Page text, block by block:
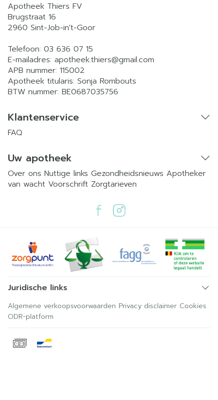
Apotheek Thiers FV
Brugstraat 16
2960 Sint-Job-in't-Goor
Telefoon: 03 636 07 15
E-mailadres: apotheek.thiers@gmail.com
APB nummer: 115002
Apotheek titularis: Sonja Rombouts
BTW nummer: BE0687035756
Klantenservice
FAQ
Uw apotheek
Over ons Nuttige links Gezondheidsnieuws Apotheker
van wacht Voorschrift Zorgtarieven
Juridische links
Algemene verkoopsvoorwaarden Privacy disclaimer Cookies
ODR-platform